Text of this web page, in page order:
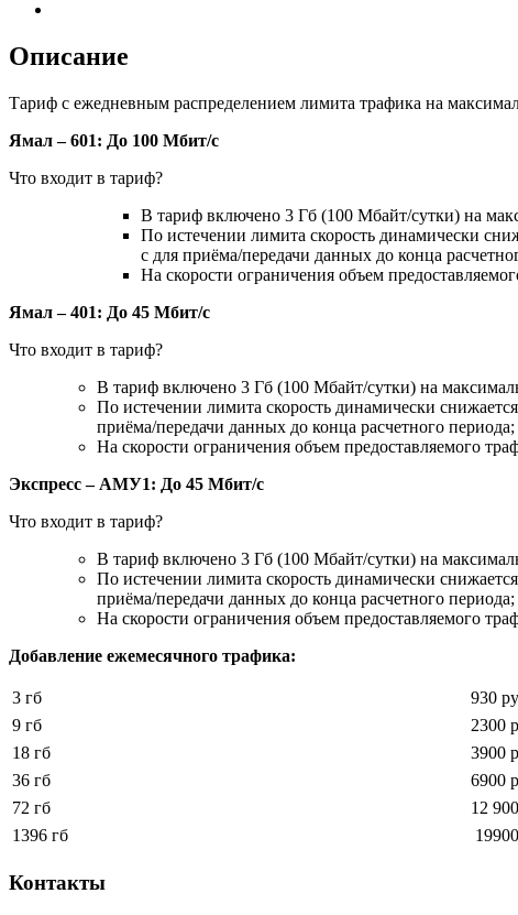
Описание
Тариф с ежедневным распределением лимита трафика на
Ямал – 601: До 100 Мбит/с
Что входит в тариф?
В тариф включено 3 Гб (100 Мбайт/сутки) на
По истечении лимита скорость динамически
с для приёма/передачи данных до конца
На скорости ограничения объем
Ямал – 401: До 45 Мбит/с
Что входит в тариф?
В тариф включено 3 Гб (100 Мбайт/сутки) на
По истечении лимита скорость динамически
приёма/передачи данных до конца расчетного периода;
На скорости ограничения объем предоставляемого
Экспресс – АМУ1: До 45 Мбит/с
Что входит в тариф?
В тариф включено 3 Гб (100 Мбайт/сутки) на
По истечении лимита скорость динамически
приёма/передачи данных до конца расчетного периода;
На скорости ограничения объем предоставляемого
Добавление ежемесячного трафика:
3 гб
930
9 гб
2300
18 гб
3900
36 гб
6900
72 гб
12
1396 гб
Контакты